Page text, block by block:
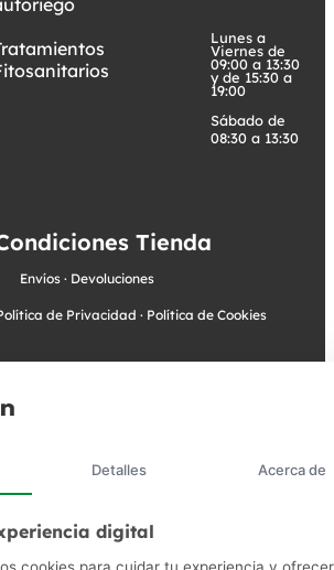
Lunes a
Viernes de
09:00 a 13:30
y de 15:30 a
19:00
Sábado de
08:30 a 13:30
Tienda
Envíos · Devoluciones
de Privacidad · Política de Cookies
Detalles Acerca de
digital
cookies para cuidar tu experiencia y